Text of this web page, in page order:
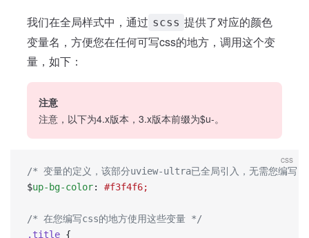
我们在全局样式中，通过 scss 提供了对应的颜色
变量名，方便您在任何可写css的地方，调用这个变
量，如下：
注意
注意，以下为4.x版本，3.x版本前缀为$u-。
css
/* 变量的定义，该部分uview-ultra已全局引入，无需您编写
$up-bg-color: #f3f4f6;
/* 在您编写css的地方使用这些变量 */
.title {